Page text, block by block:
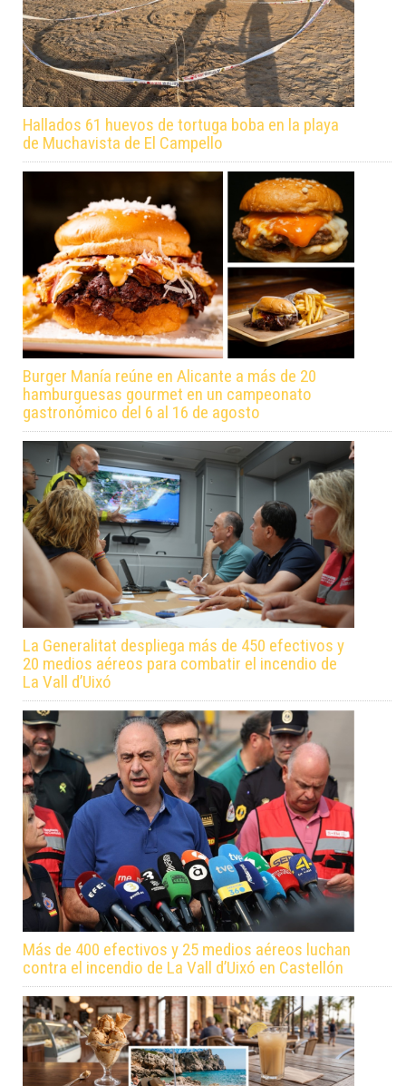
Hallados 61 huevos de tortuga boba en la playa
de Muchavista de El Campello
Burger Manía reúne en Alicante a más de 20
hamburguesas gourmet en un campeonato
gastronómico del 6 al 16 de agosto
La Generalitat despliega más de 450 efectivos y
20 medios aéreos para combatir el incendio de
La Vall d’Uixó
Más de 400 efectivos y 25 medios aéreos luchan
contra el incendio de La Vall d’Uixó en Castellón